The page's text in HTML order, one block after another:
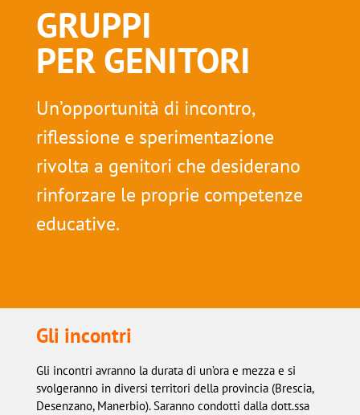
GRUPPI
PER GENITORI
Un’opportunità di incontro,
riflessione e sperimentazione
rivolta a genitori che desiderano
rinforzare le proprie competenze
educative.
Gli incontri
Gli incontri avranno la durata di un’ora e mezza e si
svolgeranno in diversi territori della provincia (Brescia,
Desenzano, Manerbio). Saranno condotti dalla dott.ssa